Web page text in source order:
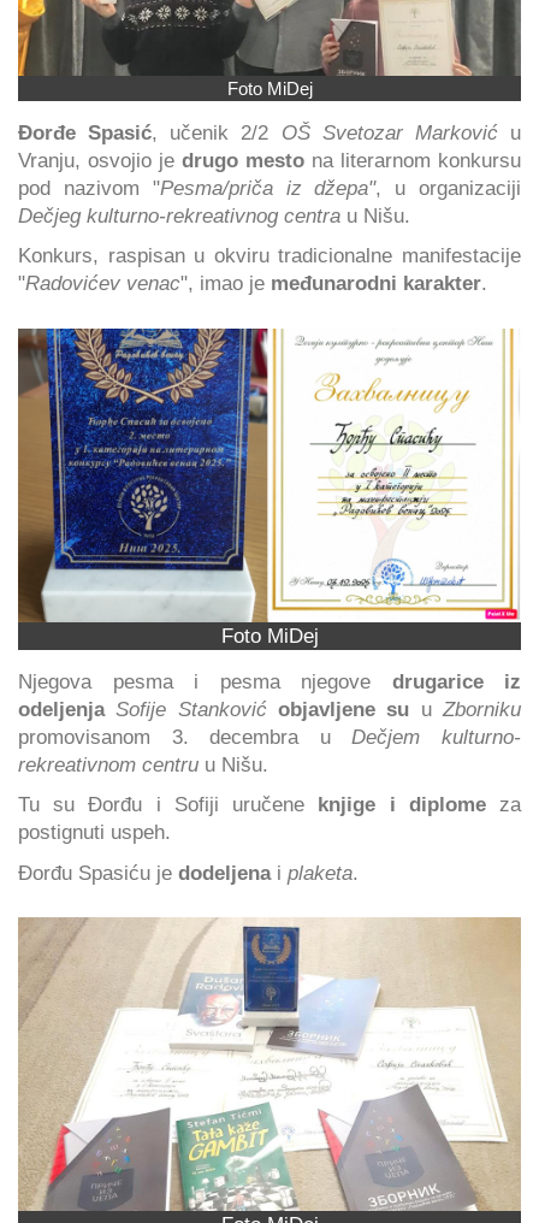
Foto MiDej
Đorđe Spasić, učenik 2/2 OŠ Svetozar Markoviću
Vranju, osvojio je drugo mesto na literarnom konkursu
pod nazivom "Pesma/priča iz džepa", u organizaciji
Dečjeg kulturno-rekreativnog centra u Nišu.
Konkurs, raspisan u okviru tradicionalne manifestacije
"Radovićev venac", imao je međunarodni karakter.
Foto MiDej
Njegova pesma i pesma njegove drugarice iz
odeljenja Sofije Stanković objavljene su uZborniku
promovisanom 3. decembra uDečjem kulturno-
rekreativnom centru u Nišu.
Tu su Đorđu i Sofiji uručene knjige i diplomeza
postignuti uspeh.
Đorđu Spasiću je dodeljenai plaketa.